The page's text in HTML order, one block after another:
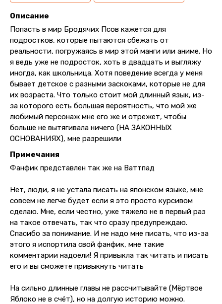
Описание
Попасть в мир Бродячих Псов кажется для
подростков, которые пытаются сбежать от
реальности, погружаясь в мир этой манги или аниме. Но
я ведь уже не подросток, хоть в двадцать и выгляжу
иногда, как школьница. Хотя поведение всегда у меня
бывает детское с разными заскоками, которые не для
их возраста. Что только стоит мой длинный язык, из-
за которого есть большая вероятность, что мой же
любимый персонаж мне его же и отрежет, чтобы
больше не вытягивала ничего (НА ЗАКОННЫХ
ОСНОВАНИЯХ), мне разрешили
Примечания
Фанфик представлен так же на Ваттпад
Нет, люди, я не устала писать на японском языке, мне
совсем не легче будет если я это просто курсивом
сделаю. Мне, если честно, уже тяжело не в первый раз
на такое отвечать, так что сразу предупреждаю.
Спасибо за понимание. И не надо мне писать, что из-за
этого я испортила свой фанфик, мне такие
комментарии надоели! Я привыкла так читать и писать
его и вы сможете привыкнуть читать
На сильно длинные главы не рассчитывайте (Мёртвое
Яблоко не в счёт), но на долгую историю можно.